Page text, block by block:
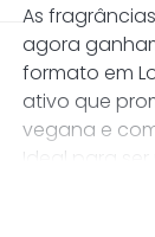
As
agora
formato em
ativo que
vegana e
Ideal para